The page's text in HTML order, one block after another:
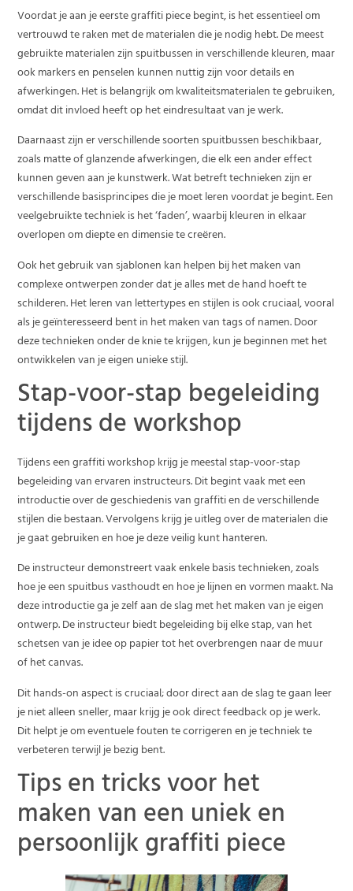
Voordat je aan je eerste graffiti piece begint, is het essentieel om
vertrouwd te raken met de materialen die je nodig hebt. De meest
gebruikte materialen zijn spuitbussen in verschillende kleuren, maar
ook markers en penselen kunnen nuttig zijn voor details en
afwerkingen. Het is belangrijk om kwaliteitsmaterialen te gebruiken,
omdat dit invloed heeft op het eindresultaat van je werk.
Daarnaast zijn er verschillende soorten spuitbussen beschikbaar,
zoals matte of glanzende afwerkingen, die elk een ander effect
kunnen geven aan je kunstwerk. Wat betreft technieken zijn er
verschillende basisprincipes die je moet leren voordat je begint. Een
veelgebruikte techniek is het ‘faden’, waarbij kleuren in elkaar
overlopen om diepte en dimensie te creëren.
Ook het gebruik van sjablonen kan helpen bij het maken van
complexe ontwerpen zonder dat je alles met de hand hoeft te
schilderen. Het leren van lettertypes en stijlen is ook cruciaal, vooral
als je geïnteresseerd bent in het maken van tags of namen. Door
deze technieken onder de knie te krijgen, kun je beginnen met het
ontwikkelen van je eigen unieke stijl.
Stap-voor-stap begeleiding
tijdens de workshop
Tijdens een graffiti workshop krijg je meestal stap-voor-stap
begeleiding van ervaren instructeurs. Dit begint vaak met een
introductie over de geschiedenis van graffiti en de verschillende
stijlen die bestaan. Vervolgens krijg je uitleg over de materialen die
je gaat gebruiken en hoe je deze veilig kunt hanteren.
De instructeur demonstreert vaak enkele basis technieken, zoals
hoe je een spuitbus vasthoudt en hoe je lijnen en vormen maakt. Na
deze introductie ga je zelf aan de slag met het maken van je eigen
ontwerp. De instructeur biedt begeleiding bij elke stap, van het
schetsen van je idee op papier tot het overbrengen naar de muur
of het canvas.
Dit hands-on aspect is cruciaal; door direct aan de slag te gaan leer
je niet alleen sneller, maar krijg je ook direct feedback op je werk.
Dit helpt je om eventuele fouten te corrigeren en je techniek te
verbeteren terwijl je bezig bent.
Tips en tricks voor het
maken van een uniek en
persoonlijk graffiti piece